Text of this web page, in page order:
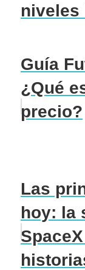
niveles
Guía
¿Qué
precio?
Las
hoy: la